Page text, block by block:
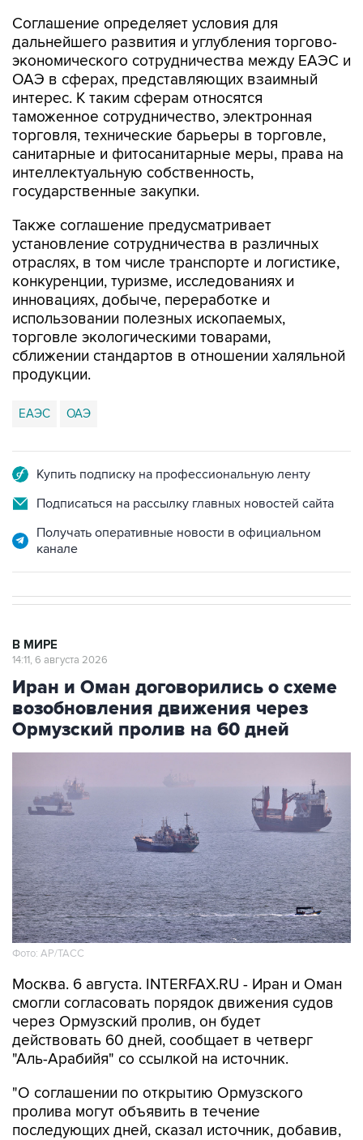
Соглашение определяет условия для
дальнейшего развития и углубления торгово-
экономического сотрудничества между ЕАЭС и
ОАЭ в сферах, представляющих взаимный
интерес. К таким сферам относятся
таможенное сотрудничество, электронная
торговля, технические барьеры в торговле,
санитарные и фитосанитарные меры, права на
интеллектуальную собственность,
государственные закупки.
Также соглашение предусматривает
установление сотрудничества в различных
отраслях, в том числе транспорте и логистике,
конкуренции, туризме, исследованиях и
инновациях, добыче, переработке и
использовании полезных ископаемых,
торговле экологическими товарами,
сближении стандартов в отношении халяльной
продукции.
ЕАЭС ОАЭ
Купить подписку на профессиональную ленту
Подписаться на рассылку главных новостей сайта
Получать оперативные новости в официальном
канале
В МИРЕ
14:11, 6 августа 2026
Иран и Оман договорились о схеме
возобновления движения через
Ормузский пролив на 60 дней
Фото: AP/ТАСС
Москва. 6 августа. INTERFAX.RU - Иран и Оман
смогли согласовать порядок движения судов
через Ормузский пролив, он будет
действовать 60 дней, сообщает в четверг
"Аль-Арабийя" со ссылкой на источник.
"О соглашении по открытию Ормузского
пролива могут объявить в течение
последующих дней, сказал источник, добавив,